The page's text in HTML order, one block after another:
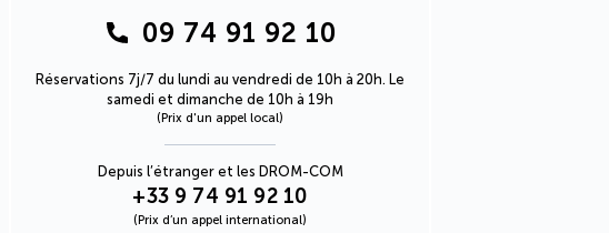
09 74 91 92 10
Réservations 7j/7 du lundi au vendredi de 10h à 20h. Le
samedi et dimanche de 10h à 19h
(Prix d'un appel local)
Depuis l’étranger et les DROM-COM
+33 9 74 91 92 10
(Prix d’un appel international)